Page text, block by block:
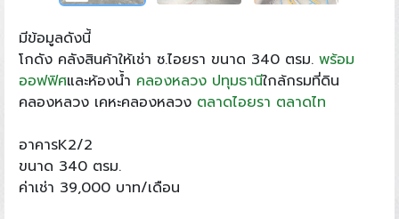
มีข้อมูลดังนี้
โกดัง​ คลัง​สินค้า​ให้เช่า​ ซ.ไอยรา ขนาด 340 ตรม. พร้อม
ออฟฟิศและห้องน้ำ คลองหลวง​ ปทุมธานี​ใกล้กรมที่ดิน
คลองหลวง เคหะคลองหลวง ตลาดไอยรา ตลาดไท
อาคารK2/2
ขนาด 340 ตรม.
ค่าเช่า 39,000 บาท/เดือน